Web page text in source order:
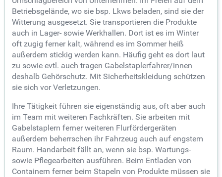
Betriebsgelände, wo sie bsp. Lkws beladen, sind sie der
Witterung ausgesetzt. Sie transportieren die Produkte
auch in Lager- sowie Werkhallen. Dort ist es im Winter
oft zugig ferner kalt, während es im Sommer heiß
außerdem stickig werden kann. Häufig geht es dort laut
zu sowie evtl. auch tragen Gabelstaplerfahrer/innen
deshalb Gehörschutz. Mit Sicherheitskleidung schützen
sie sich vor Verletzungen.
Ihre Tätigkeit führen sie eigenständig aus, oft aber auch
im Team mit weiteren Fachkräften. Sie arbeiten mit
Gabelstaplern ferner weiteren Flurfördergeräten
außerdem beherrschen ihr Fahrzeug auch auf engstem
Raum. Handarbeit fällt an, wenn sie bsp. Wartungs-
sowie Pflegearbeiten ausführen. Beim Entladen von
Containern ferner beim Stapeln von Produkte müssen sie